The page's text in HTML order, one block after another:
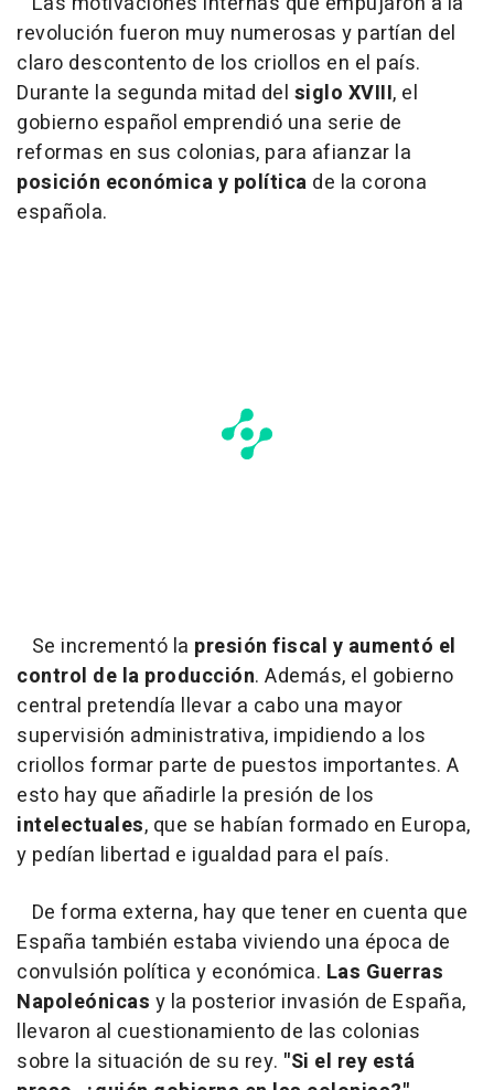
revolución fueron muy numerosas y partían del
claro descontento de los criollos en el país.
Durante la segunda mitad del siglo XVIII, el
gobierno español emprendió una serie de
reformas en sus colonias, para afianzar la
posición económica y política de la corona
española.
Se incrementó la presión fiscal y aumentó el
control de la producción. Además, el gobierno
central pretendía llevar a cabo una mayor
supervisión administrativa, impidiendo a los
criollos formar parte de puestos importantes. A
esto hay que añadirle la presión de los
intelectuales, que se habían formado en Europa,
y pedían libertad e igualdad para el país.
De forma externa, hay que tener en cuenta que
España también estaba viviendo una época de
convulsión política y económica. Las Guerras
Napoleónicas y la posterior invasión de España,
llevaron al cuestionamiento de las colonias
sobre la situación de su rey. "Si el rey está